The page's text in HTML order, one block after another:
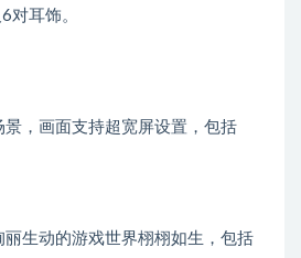
对耳饰。
，画面支持超宽屏设置，包括
生动的游戏世界栩栩如生，包括